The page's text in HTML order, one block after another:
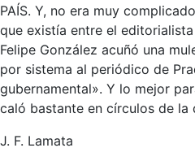
PAÍS. Y, no era muy
que existía entre el
Felipe González acuñó una
por sistema al periódico de
gubernamental». Y lo mejor
caló bastante en círculos de la
J. F. Lamata